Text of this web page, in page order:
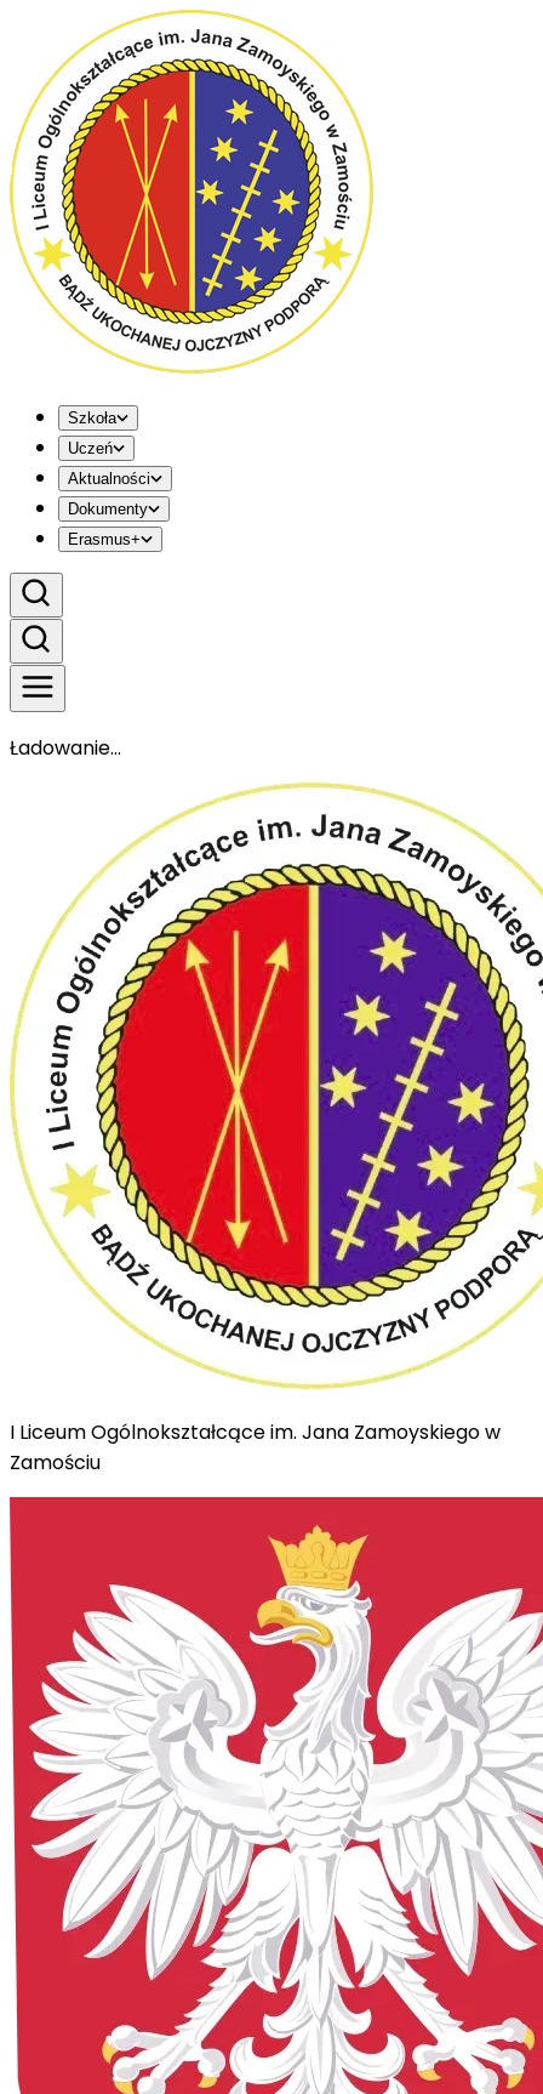
Szkoła
Uczeń
Aktualności
Dokumenty
Erasmus+
Ładowanie...
I Liceum Ogólnokształcące im. Jana Zamoyskiego w
Zamościu